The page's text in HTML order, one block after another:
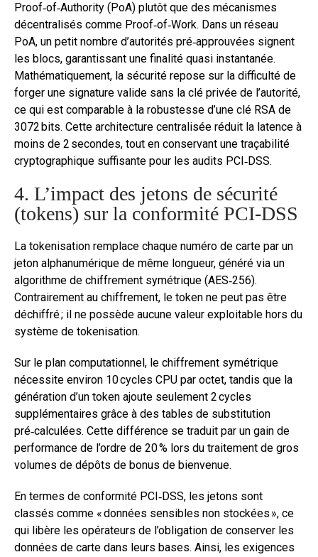
Proof‑of‑Authority (PoA) plutôt que des mécanismes
décentralisés comme Proof‑of‑Work. Dans un réseau
PoA, un petit nombre d’autorités pré‑approuvées signent
les blocs, garantissant une finalité quasi instantanée.
Mathématiquement, la sécurité repose sur la difficulté de
forger une signature valide sans la clé privée de l’autorité,
ce qui est comparable à la robustesse d’une clé RSA de
3072 bits. Cette architecture centralisée réduit la latence à
moins de 2 secondes, tout en conservant une traçabilité
cryptographique suffisante pour les audits PCI‑DSS.
4. L’impact des jetons de sécurité
(tokens) sur la conformité PCI‑DSS
La tokenisation remplace chaque numéro de carte par un
jeton alphanumérique de même longueur, généré via un
algorithme de chiffrement symétrique (AES‑256).
Contrairement au chiffrement, le token ne peut pas être
déchiffré ; il ne possède aucune valeur exploitable hors du
système de tokenisation.
Sur le plan computationnel, le chiffrement symétrique
nécessite environ 10 cycles CPU par octet, tandis que la
génération d’un token ajoute seulement 2 cycles
supplémentaires grâce à des tables de substitution
pré‑calculées. Cette différence se traduit par un gain de
performance de l’ordre de 20 % lors du traitement de gros
volumes de dépôts de bonus de bienvenue.
En termes de conformité PCI‑DSS, les jetons sont
classés comme « données sensibles non stockées », ce
qui libère les opérateurs de l’obligation de conserver les
données de carte dans leurs bases. Ainsi, les exigences